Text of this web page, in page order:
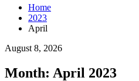
Home
2023
April
August 8, 2026
Month: April 2023